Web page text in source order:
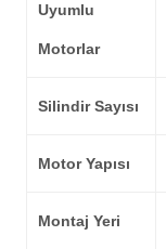
Uyumlu
Motorlar
Silindir Sayısı
Motor Yapısı
Montaj Yeri